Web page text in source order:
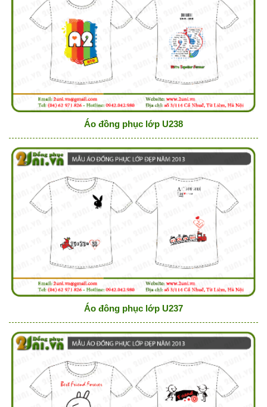
Áo đồng phục lớp U238
Áo đông phục lớp U237